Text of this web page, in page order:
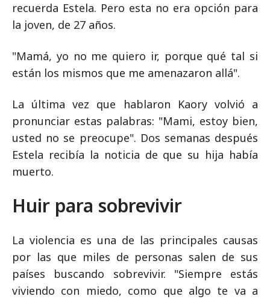
recuerda Estela. Pero esta no era opción para
la joven, de 27 años.
"Mamá, yo no me quiero ir, porque qué tal si
están los mismos que me amenazaron allá".
La última vez que hablaron Kaory volvió a
pronunciar estas palabras: "Mami, estoy bien,
usted no se preocupe". Dos semanas después
Estela recibía la noticia de que su hija había
muerto.
Huir para sobrevivir
La violencia es una de las principales causas
por las que miles de personas salen de sus
países buscando sobrevivir. "Siempre estás
viviendo con miedo, como que algo te va a